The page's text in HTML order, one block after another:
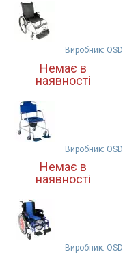
Виробник: OSD
Немає в
наявності
Виробник: OSD
Немає в
наявності
Виробник: OSD